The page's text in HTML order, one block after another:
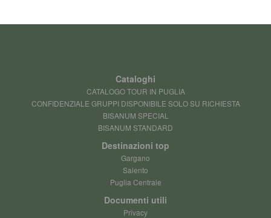
Cataloghi
CATALOGO TOUR IN PUGLIA
CONFIDENZIALE GRUPPI DISPONIBILE SOLO SU RICHIESTA
BISANUM SPECIAL
BISANUM STANDARD
Destinazioni top
Gargano
Salento
Puglia Centrale
Documenti utili
Privacy